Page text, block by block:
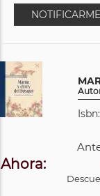
NOTIFICARME
Ahora: